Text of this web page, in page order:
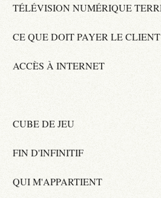
TÉLÉVISION NUMÉRIQUE
CE QUE DOIT PAYER LE CLIENT
ACCÈS À INTERNET
CUBE DE JEU
FIN D'INFINITIF
QUI M'APPARTIENT